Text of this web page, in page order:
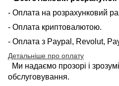
- Оплата на розрахунковий
- Оплата криптовалютою.
- Оплата з Paypal, Revolut,
Детальніше про оплату
Ми надаємо прозорі і
обслуговування.